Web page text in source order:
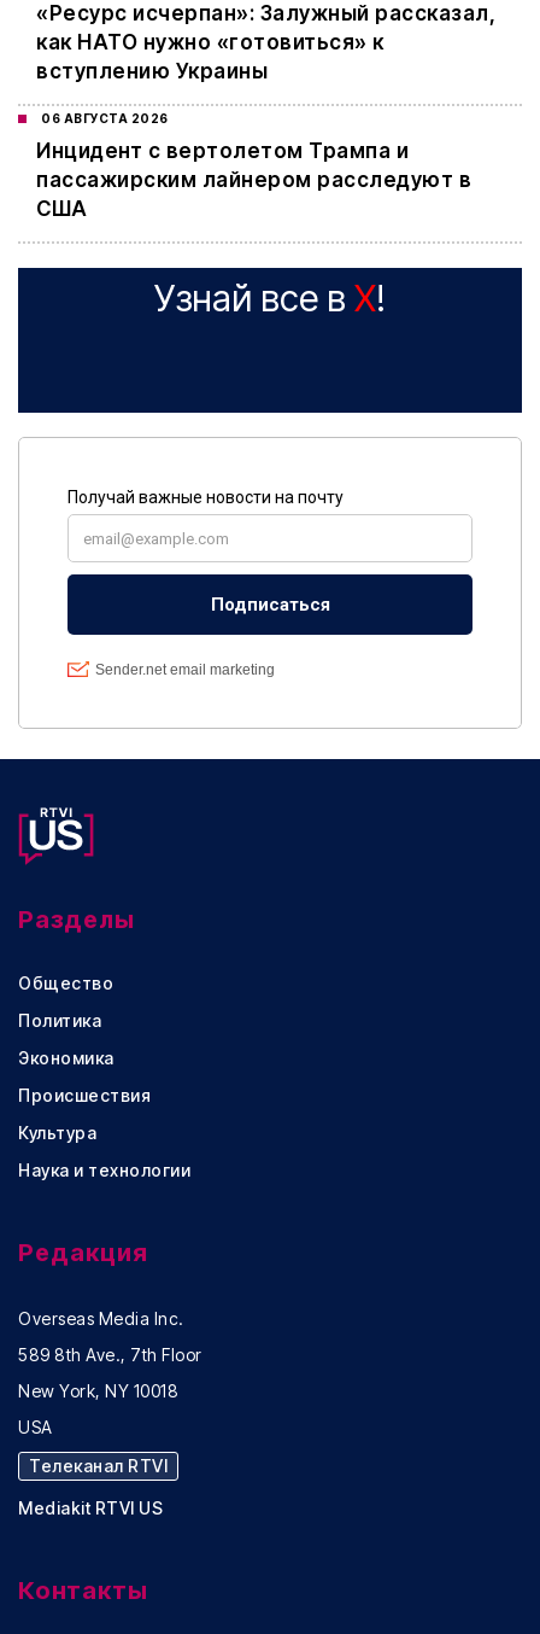
«Ресурс исчерпан»: Залужный рассказал,
как НАТО нужно «готовиться» к
вступлению Украины
06 АВГУСТА 2026
Инцидент с вертолетом Трампа и
пассажирским лайнером расследуют в
США
Узнай все в X!
Разделы
Общество
Политика
Экономика
Происшествия
Культура
Наука и технологии
Редакция
Overseas Media Inc.
589 8th Ave., 7th Floor
New York, NY 10018
USA
Телеканал RTVI
Mediakit RTVI US
Контакты